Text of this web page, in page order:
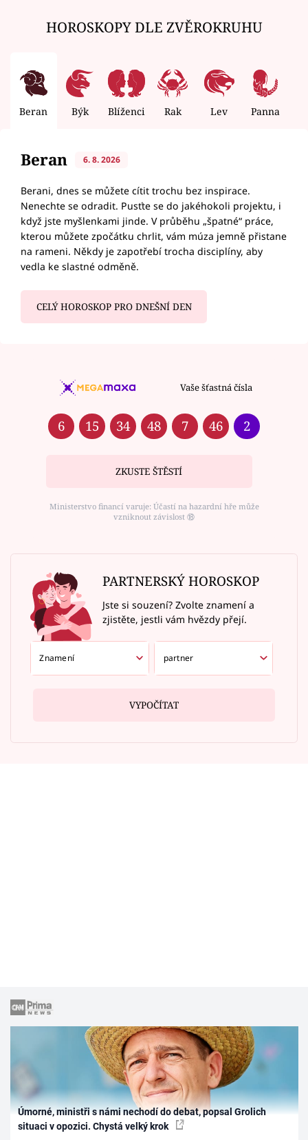
HOROSKOPY DLE ZVĚROKRUHU
Beran Býk Blíženci Rak Lev Panna
Beran 6. 8. 2026
Berani, dnes se můžete cítit trochu bez inspirace.
Nenechte se odradit. Pusťte se do jakéhokoli projektu, i
když jste myšlenkami jinde. V průběhu „špatné“ práce,
kterou můžete zpočátku chrlit, vám múza jemně přistane
na rameni. Někdy je zapotřebí trocha disciplíny, aby
vedla ke slastné odměně.
CELÝ HOROSKOP PRO DNEŠNÍ DEN
Vaše šťastná čísla
6 15 34 48 7 46 2
ZKUSTE ŠTĚSTÍ
Ministerstvo financí varuje: Účastí na hazardní hře může
vzniknout závislost ⑱
PARTNERSKÝ HOROSKOP
Jste si souzení? Zvolte znamení a
zjistěte, jestli vám hvězdy přejí.
VYPOČÍTAT
Úmorné, ministři s námi nechodí do debat, popsal Grolich
situaci v opozici. Chystá velký krok